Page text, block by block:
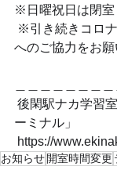
※日曜祝日は閉室
へのご協力をお
ーミナル」
https://
お知らせ開室時間変更